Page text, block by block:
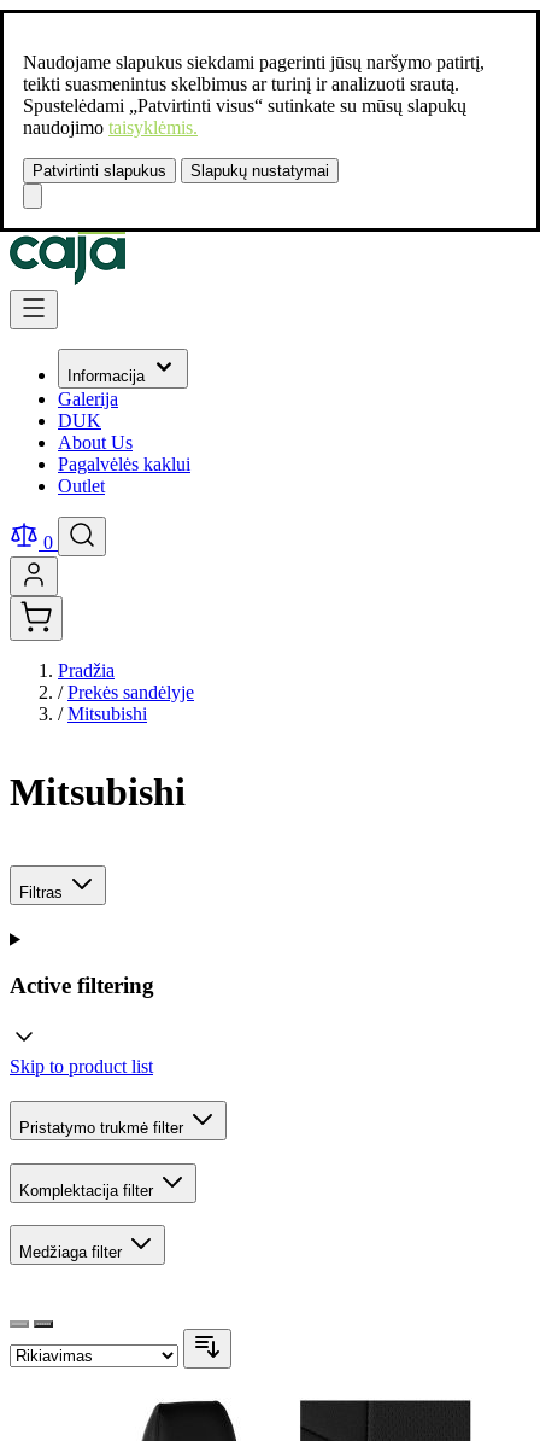
Naudojame slapukus siekdami pagerinti jūsų naršymo patirtį,
teikti suasmenintus skelbimus ar turinį ir analizuoti srautą.
Spustelėdami „Patvirtinti visus“ sutinkate su mūsų slapukų
naudojimo taisyklėmis.
Patvirtinti slapukus Slapukų nustatymai
Susisiekite:
Skip to Content
Informacija
Galerija
DUK
About Us
Pagalvėlės kaklui
Outlet
0
Pradžia
/ Prekės sandėlyje
/ Mitsubishi
Mitsubishi
Filtras
Active filtering
Skip to product list
Pristatymo trukmė filter
Komplektacija filter
Medžiaga filter